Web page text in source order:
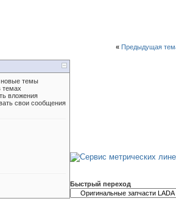
« Предыдущая
новые темы
темах
вложения
свои сообщения
Быстрый переход